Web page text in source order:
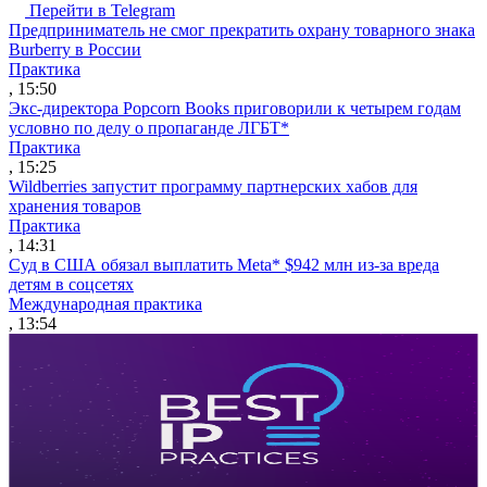
Перейти в Telegram
Предприниматель не смог прекратить охрану товарного знака
Burberry в России
Практика
, 15:50
Экс-директора Popcorn Books приговорили к четырем годам
условно по делу о пропаганде ЛГБТ*
Практика
, 15:25
Wildberries запустит программу партнерских хабов для
хранения товаров
Практика
, 14:31
Суд в США обязал выплатить Meta* $942 млн из-за вреда
детям в соцсетях
Международная практика
, 13:54